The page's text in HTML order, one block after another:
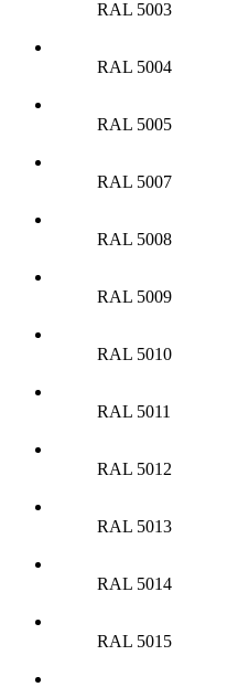
RAL 5003
RAL 5004
RAL 5005
RAL 5007
RAL 5008
RAL 5009
RAL 5010
RAL 5011
RAL 5012
RAL 5013
RAL 5014
RAL 5015